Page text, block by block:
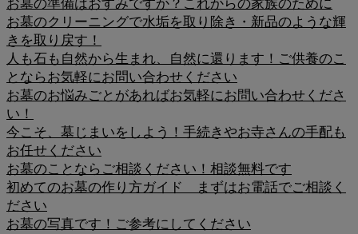
お墓の準備はおすみですか？これからの家族のために
お墓のクリーニングで水垢を取り除き・新品のような輝
きを取り戻す！
人も石も自然から生まれ、自然に還ります！ご供養のこ
とならお気軽にお問い合わせください
お墓のお悩みごとがあればお気軽にお問い合わせくださ
い！
今こそ、墓じまいをしよう！手続きやお寺さんの手配も
お任せください
お墓のことならご相談ください！相談無料です
初めてのお墓の作り方ガイド まずはお電話でご相談く
ださい
お墓の写真です！ご参考にしてください